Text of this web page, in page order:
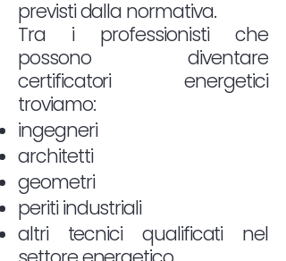
previsti dalla normativa.
Tra i professionisti che
possono diventare
certificatori energetici
troviamo:
ingegneri
architetti
geometri
periti industriali
altri tecnici qualificati nel